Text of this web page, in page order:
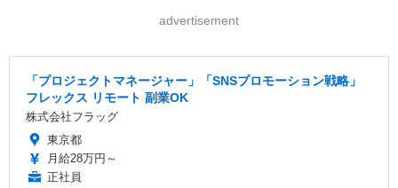
advertisement
「プロジェクトマネージャー」「SNSプロモーション戦略」
フレックス リモート 副業OK
株式会社フラッグ
東京都
月給28万円～
正社員